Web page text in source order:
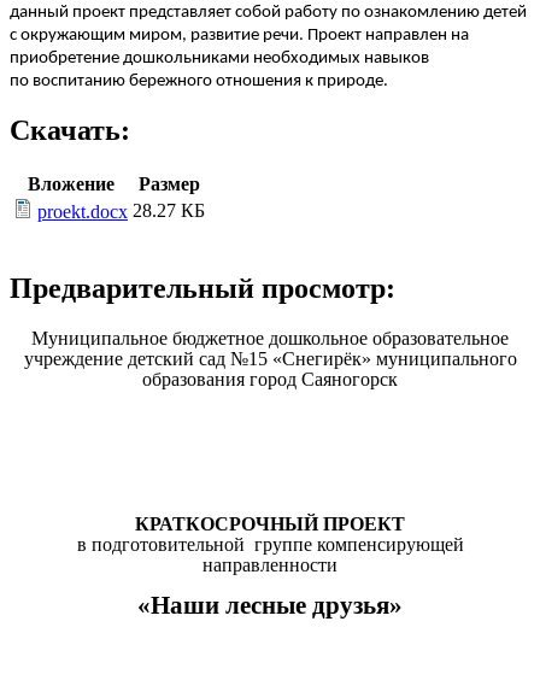
данный проект представляет собой работу по ознакомлению детей
с окружающим миром, развитие речи. Проект направлен на
приобретение дошкольниками необходимых навыков
по воспитанию бережного отношения к природе.
Скачать:
Вложение
Размер
proekt.docx 28.27 КБ
Предварительный просмотр:
Муниципальное бюджетное дошкольное образовательное
учреждение детский сад №15 «Снегирёк» муниципального
образования город Саяногорск
КРАТКОСРОЧНЫЙ ПРОЕКТ
в подготовительной группе компенсирующей
направленности
«Наши лесные друзья»